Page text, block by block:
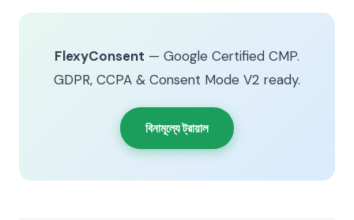
FlexyConsent — Google Certified CMP.
GDPR, CCPA & Consent Mode V2 ready.
বিনামূল্যে ট্রায়াল